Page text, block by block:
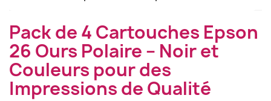
Pack de 4 Cartouches Epson
26 Ours Polaire – Noir et
Couleurs pour des
Impressions de Qualité